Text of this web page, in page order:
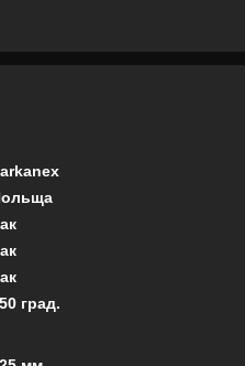
град.